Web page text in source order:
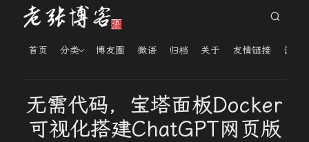
首页 分类 博友圈 微语 归档 关于 友情链接 读者
无需代码，宝塔面板Docker
可视化搭建ChatGPT网页版